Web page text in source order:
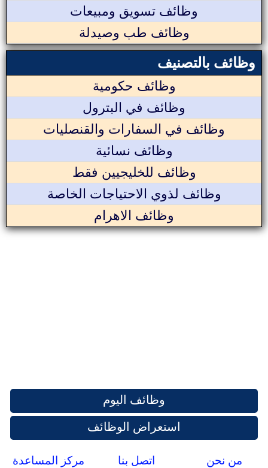
وظائف تسويق ومبيعات
وظائف طب وصيدلة
وظائف بالتصنيف
وظائف حكومية
وظائف في البترول
وظائف في السفارات والقنصليات
وظائف نسائية
وظائف للخليجيين فقط
وظائف لذوي الاحتياجات الخاصة
وظائف الاهرام
وظائف اليوم
استعراض الوظائف
من نحن اتصل بنا مركز المساعدة